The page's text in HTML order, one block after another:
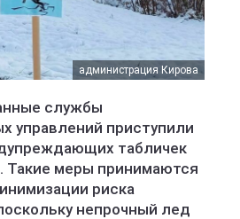
администрация Кирова
службы
управлений приступили
табличек
Такие меры принимаются
риска
непрочный лед